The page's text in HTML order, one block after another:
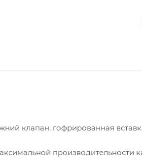
клапан, гофрированная
производительности